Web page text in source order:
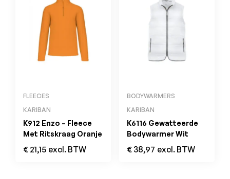
FLEECES
KARIBAN
K912 Enzo – Fleece
Met Ritskraag Oranje
€ 21,15 excl. BTW
BODYWARMERS
KARIBAN
K6116 Gewatteerde
Bodywarmer Wit
€ 38,97 excl. BTW